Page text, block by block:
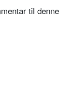
til denne